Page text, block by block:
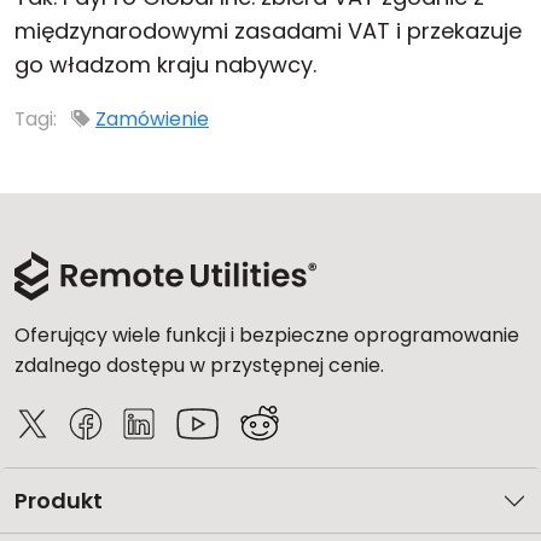
międzynarodowymi zasadami VAT i przekazuje
go władzom kraju nabywcy.
Tagi: Zamówienie
Oferujący wiele funkcji i bezpieczne oprogramowanie
zdalnego dostępu w przystępnej cenie.
Produkt
Chmura i lokalnie